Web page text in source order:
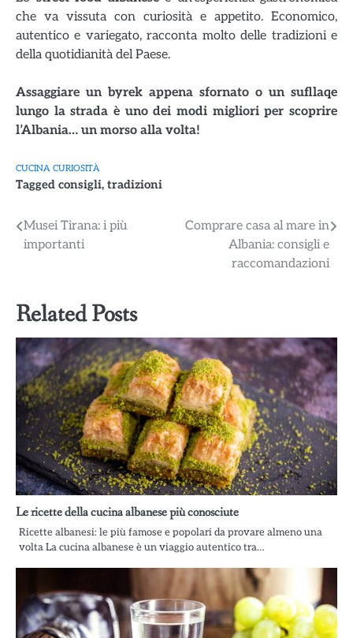
che va vissuta con curiosità e appetito. Economico,
autentico e variegato, racconta molto delle tradizioni e
della quotidianità del Paese.
Assaggiare un byrek appena sfornato o un sufllaqe
lungo la strada è uno dei modi migliori per scoprire
l’Albania… un morso alla volta!
CUCINA CURIOSITÀ
Tagged consigli, tradizioni
Navigazione
articoli
Musei Tirana: i più
importanti
Comprare casa al mare in
Albania: consigli e
raccomandazioni
Related Posts
Le ricette della cucina albanese più conosciute
Ricette albanesi: le più famose e popolari da provare almeno una
volta La cucina albanese è un viaggio autentico tra…